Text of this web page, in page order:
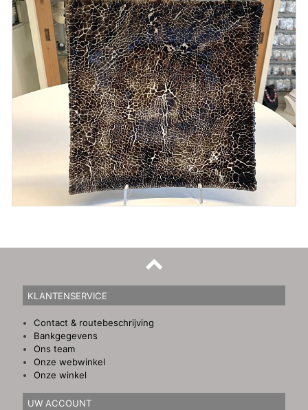
KLANTENSERVICE
Contact & routebeschrijving
Bankgegevens
Ons team
Onze webwinkel
Onze winkel
UW ACCOUNT